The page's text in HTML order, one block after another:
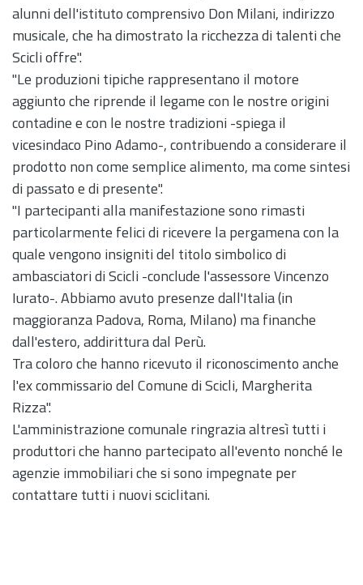
alunni dell'istituto comprensivo Don Milani, indirizzo
musicale, che ha dimostrato la ricchezza di talenti che
Scicli offre".
"Le produzioni tipiche rappresentano il motore
aggiunto che riprende il legame con le nostre origini
contadine e con le nostre tradizioni -spiega il
vicesindaco Pino Adamo-, contribuendo a considerare il
prodotto non come semplice alimento, ma come sintesi
di passato e di presente".
"I partecipanti alla manifestazione sono rimasti
particolarmente felici di ricevere la pergamena con la
quale vengono insigniti del titolo simbolico di
ambasciatori di Scicli -conclude l'assessore Vincenzo
Iurato-. Abbiamo avuto presenze dall'Italia (in
maggioranza Padova, Roma, Milano) ma finanche
dall'estero, addirittura dal Perù.
Tra coloro che hanno ricevuto il riconoscimento anche
l'ex commissario del Comune di Scicli, Margherita
Rizza".
L'amministrazione comunale ringrazia altresì tutti i
produttori che hanno partecipato all'evento nonché le
agenzie immobiliari che si sono impegnate per
contattare tutti i nuovi sciclitani.